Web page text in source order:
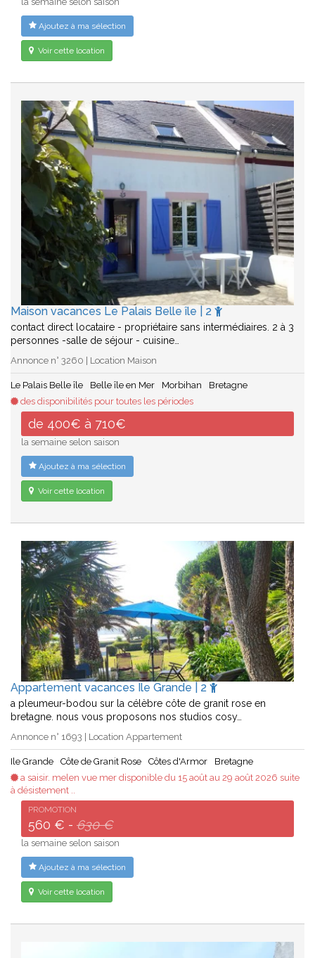
Ajoutez à ma sélection
Voir cette location
Maison vacances Le Palais Belle île | 2
contact direct locataire - propriétaire sans intermédiaires. 2 à 3
personnes -salle de séjour - cuisine…
Annonce n° 3260 | Location Maison
Le Palais Belle île Belle île en Mer Morbihan
Bretagne
des disponibilités pour toutes les périodes
de 400€ à 710€
la semaine selon saison
Ajoutez à ma sélection
Voir cette location
Appartement vacances Ile Grande | 2
a pleumeur-bodou sur la célèbre côte de granit rose en
bretagne. nous vous proposons nos studios cosy…
Annonce n° 1693 | Location Appartement
Ile Grande Côte de Granit Rose Côtes d'Armor
Bretagne
a saisir. melen vue mer disponible du 15 août au 29 août 2026 suite
à désistement ..
PROMOTION
560 € - 630 €
la semaine selon saison
Ajoutez à ma sélection
Voir cette location